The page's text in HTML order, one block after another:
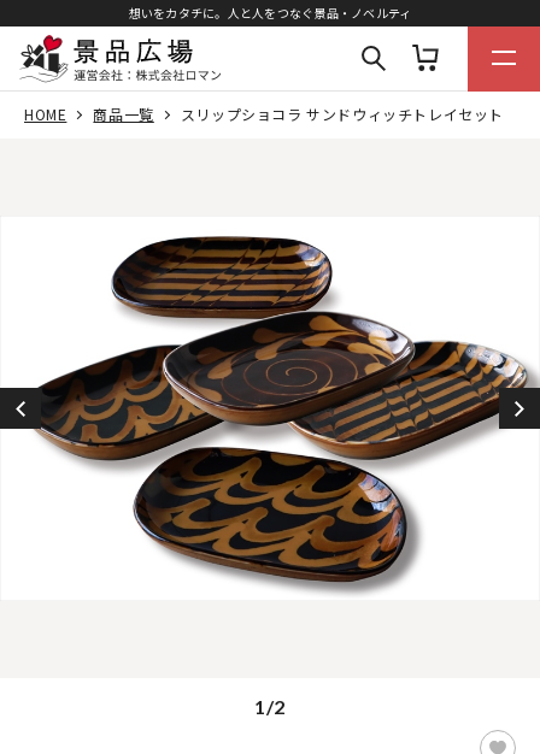
想いをカタチに。人と人をつなぐ景品・ノベルティ
HOME 商品一覧 スリップショコラ サンドウィッチトレイセット
1/2